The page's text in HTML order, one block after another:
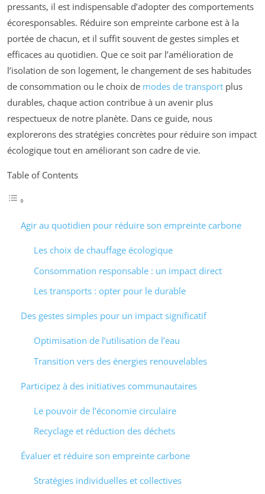
pressants, il est indispensable d’adopter des comportements
écoresponsables. Réduire son empreinte carbone est à la
portée de chacun, et il suffit souvent de gestes simples et
efficaces au quotidien. Que ce soit par l’amélioration de
l’isolation de son logement, le changement de ses habitudes
de consommation ou le choix de modes de transport plus
durables, chaque action contribue à un avenir plus
respectueux de notre planète. Dans ce guide, nous
explorerons des stratégies concrètes pour réduire son impact
écologique tout en améliorant son cadre de vie.
Table of Contents
Agir au quotidien pour réduire son empreinte carbone
Les choix de chauffage écologique
Consommation responsable : un impact direct
Les transports : opter pour le durable
Des gestes simples pour un impact significatif
Optimisation de l’utilisation de l’eau
Transition vers des énergies renouvelables
Participez à des initiatives communautaires
Le pouvoir de l’économie circulaire
Recyclage et réduction des déchets
Évaluer et réduire son empreinte carbone
Stratégies individuelles et collectives